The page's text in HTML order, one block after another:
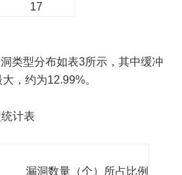
17
类型分布如表3所示，其中缓冲
，约为12.99%。
计表
漏洞数量（个） 所占比例